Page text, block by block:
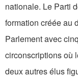
nationale. Le Parti
formation créée au
Parlement avec
circonscriptions où
deux autres élus